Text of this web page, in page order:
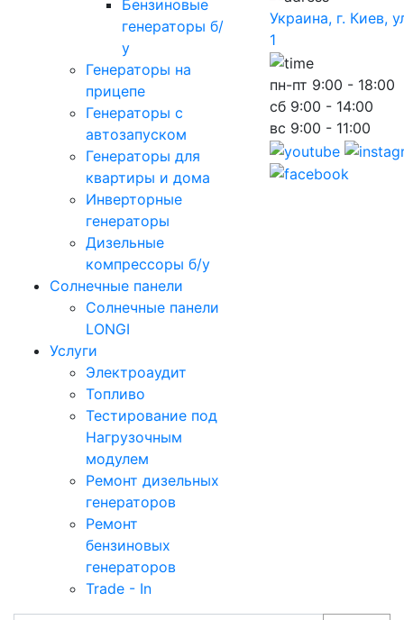
Бензиновые
генераторы б/
у
Генераторы на
прицепе
Генераторы с
автозапуском
Генераторы для
квартиры и дома
Инверторные
генераторы
Дизельные
компрессоры б/у
Солнечные панели
Солнечные панели
LONGI
Услуги
Электроаудит
Топливо
Тестирование под
Нагрузочным
модулем
Ремонт дизельных
генераторов
Ремонт
бензиновых
генераторов
Trade - In
Украина, г. Киев,
1
пн-пт 9:00 - 18:00
сб 9:00 - 14:00
вс 9:00 - 11:00